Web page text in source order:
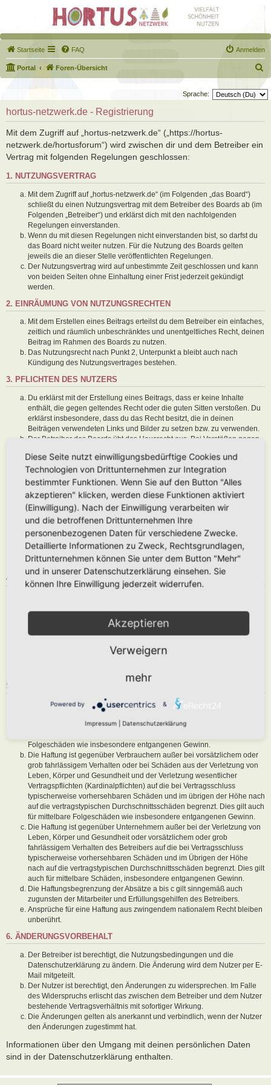
Startseite FAQ Anmelden
Portal Foren-Übersicht
u
c
Sprache:
hortus-netzwerk.de - Registrierung
Mit dem Zugriff auf „hortus-netzwerk.de“ („https://hortus-
netzwerk.de/hortusforum“) wird zwischen dir und dem Betreiber ein
Vertrag mit folgenden Regelungen geschlossen:
1. NUTZUNGSVERTRAG
Mit dem Zugriff auf „hortus-netzwerk.de“ (im Folgenden „das Board“)
schließt du einen Nutzungsvertrag mit dem Betreiber des Boards ab (im
Folgenden „Betreiber“) und erklärst dich mit den nachfolgenden
Regelungen einverstanden.
Wenn du mit diesen Regelungen nicht einverstanden bist, so darfst du
das Board nicht weiter nutzen. Für die Nutzung des Boards gelten
jeweils die an dieser Stelle veröffentlichten Regelungen.
Der Nutzungsvertrag wird auf unbestimmte Zeit geschlossen und kann
von beiden Seiten ohne Einhaltung einer Frist jederzeit gekündigt
werden.
2. EINRÄUMUNG VON NUTZUNGSRECHTEN
Mit dem Erstellen eines Beitrags erteilst du dem Betreiber ein einfaches,
zeitlich und räumlich unbeschränktes und unentgeltliches Recht, deinen
Beitrag im Rahmen des Boards zu nutzen.
Das Nutzungsrecht nach Punkt 2, Unterpunkt a bleibt auch nach
Kündigung des Nutzungsvertrages bestehen.
3. PFLICHTEN DES NUTZERS
Du erklärst mit der Erstellung eines Beitrags, dass er keine Inhalte
enthält, die gegen geltendes Recht oder die guten Sitten verstoßen. Du
erklärst insbesondere, dass du das Recht besitzt, die in deinen
Beiträgen verwendeten Links und Bilder zu setzen bzw. zu verwenden.
Der Betreiber des Boards übt das Hausrecht aus. Bei Verstößen gegen
Regeln kann der Betreiber dich nach Abmahnung zeitweise oder
dauerhaft von der Nutzung dieses Boards ausschließen und dir ein
Hausverbot erteilen.
Du nimmst zur Kenntnis, dass der Betreiber keine Verantwortung für die
Inhalte von Beiträgen übernimmt, die er nicht selbst erstellt hat oder die
er nicht zur Kenntnis genommen hat. Du gestattest dem Betreiber, dein
Benutzerkonto, Beiträge und Funktionen jederzeit zu löschen oder zu
sperren.
Du gestattest dem Betreiber darüber hinaus, deine Beiträge
abzuändern, sofern sie gegen o. g. Regeln verstoßen oder geeignet
sind, dem Betreiber oder einem Dritten Schaden zuzufügen.
4. GENERAL PUBLIC LICENSE
www.phpbb.com
Informationen werden durch die deutschsprachige Community unter
www.phpbb.dezur Verfügung gestellt. Beide haben keinen Einfluss auf
die Art und Weise, wie die Software verwendet wird. Sie können
insbesondere die Verwendung der Software für bestimmte Zwecke nicht
5. GEWÄHRLEISTUNG
Der Betreiber haftet mit Ausnahme der Verletzung von Leben, Körper
und Gesundheit und der Verletzung wesentlicher Vertragspflichten
(Kardinalpflichten) nur für Schäden, die auf ein vorsätzliches oder grob
Folgeschäden wie insbesondere entgangenen Gewinn.
Die Haftung ist gegenüber Verbrauchern außer bei vorsätzlichem oder
grob fahrlässigem Verhalten oder bei Schäden aus der Verletzung von
Leben, Körper und Gesundheit und der Verletzung wesentlicher
Vertragspflichten (Kardinalpflichten) auf die bei Vertragsschluss
typischerweise vorhersehbaren Schäden und im übrigen der Höhe nach
auf die vertragstypischen Durchschnittsschäden begrenzt. Dies gilt auch
für mittelbare Folgeschäden wie insbesondere entgangenen Gewinn.
Die Haftung ist gegenüber Unternehmern außer bei der Verletzung von
Leben, Körper und Gesundheit oder vorsätzlichem oder grob
fahrlässigem Verhalten des Betreibers auf die bei Vertragsschluss
typischerweise vorhersehbaren Schäden und im Übrigen der Höhe
nach auf die vertragstypischen Durchschnittsschäden begrenzt. Dies gilt
auch für mittelbare Schäden, insbesondere entgangenen Gewinn.
Die Haftungsbegrenzung der Absätze a bis c gilt sinngemäß auch
zugunsten der Mitarbeiter und Erfüllungsgehilfen des Betreibers.
Ansprüche für eine Haftung aus zwingendem nationalem Recht bleiben
unberührt.
6. ÄNDERUNGSVORBEHALT
Der Betreiber ist berechtigt, die Nutzungsbedingungen und die
Datenschutzerklärung zu ändern. Die Änderung wird dem Nutzer per E-
Mail mitgeteilt.
Der Nutzer ist berechtigt, den Änderungen zu widersprechen. Im Falle
des Widerspruchs erlischt das zwischen dem Betreiber und dem Nutzer
bestehende Vertragsverhältnis mit sofortiger Wirkung.
Die Änderungen gelten als anerkannt und verbindlich, wenn der Nutzer
den Änderungen zugestimmt hat.
Informationen über den Umgang mit deinen persönlichen Daten
sind in der Datenschutzerklärung enthalten.
Diese Seite nutzt einwilligungsbedürftige Cookies und
Technologien von Drittunternehmen zur Integration
bestimmter Funktionen. Wenn Sie auf den Button "Alles
akzeptieren" klicken, werden diese Funktionen aktiviert
(Einwilligung). Nach der Einwilligung verarbeiten wir
und die betroffenen Drittunternehmen Ihre
personenbezogenen Daten für verschiedene Zwecke.
Detaillierte Informationen zu Zweck, Rechtsgrundlagen,
Drittunternehmen können Sie unter dem Button "Mehr"
und in unserer Datenschutzerklärung einsehen. Sie
können Ihre Einwilligung jederzeit widerrufen.
Akzeptieren
Verweigern
mehr
Powered by &
Impressum Datenschutzerklärung